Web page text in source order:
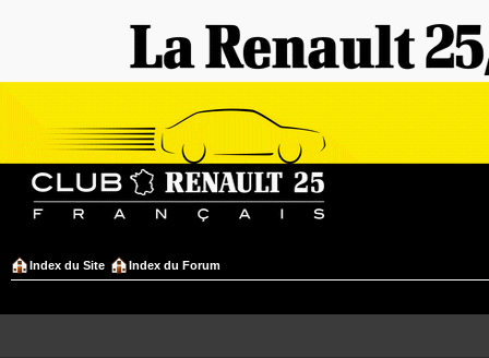
Index du Site Index du Forum